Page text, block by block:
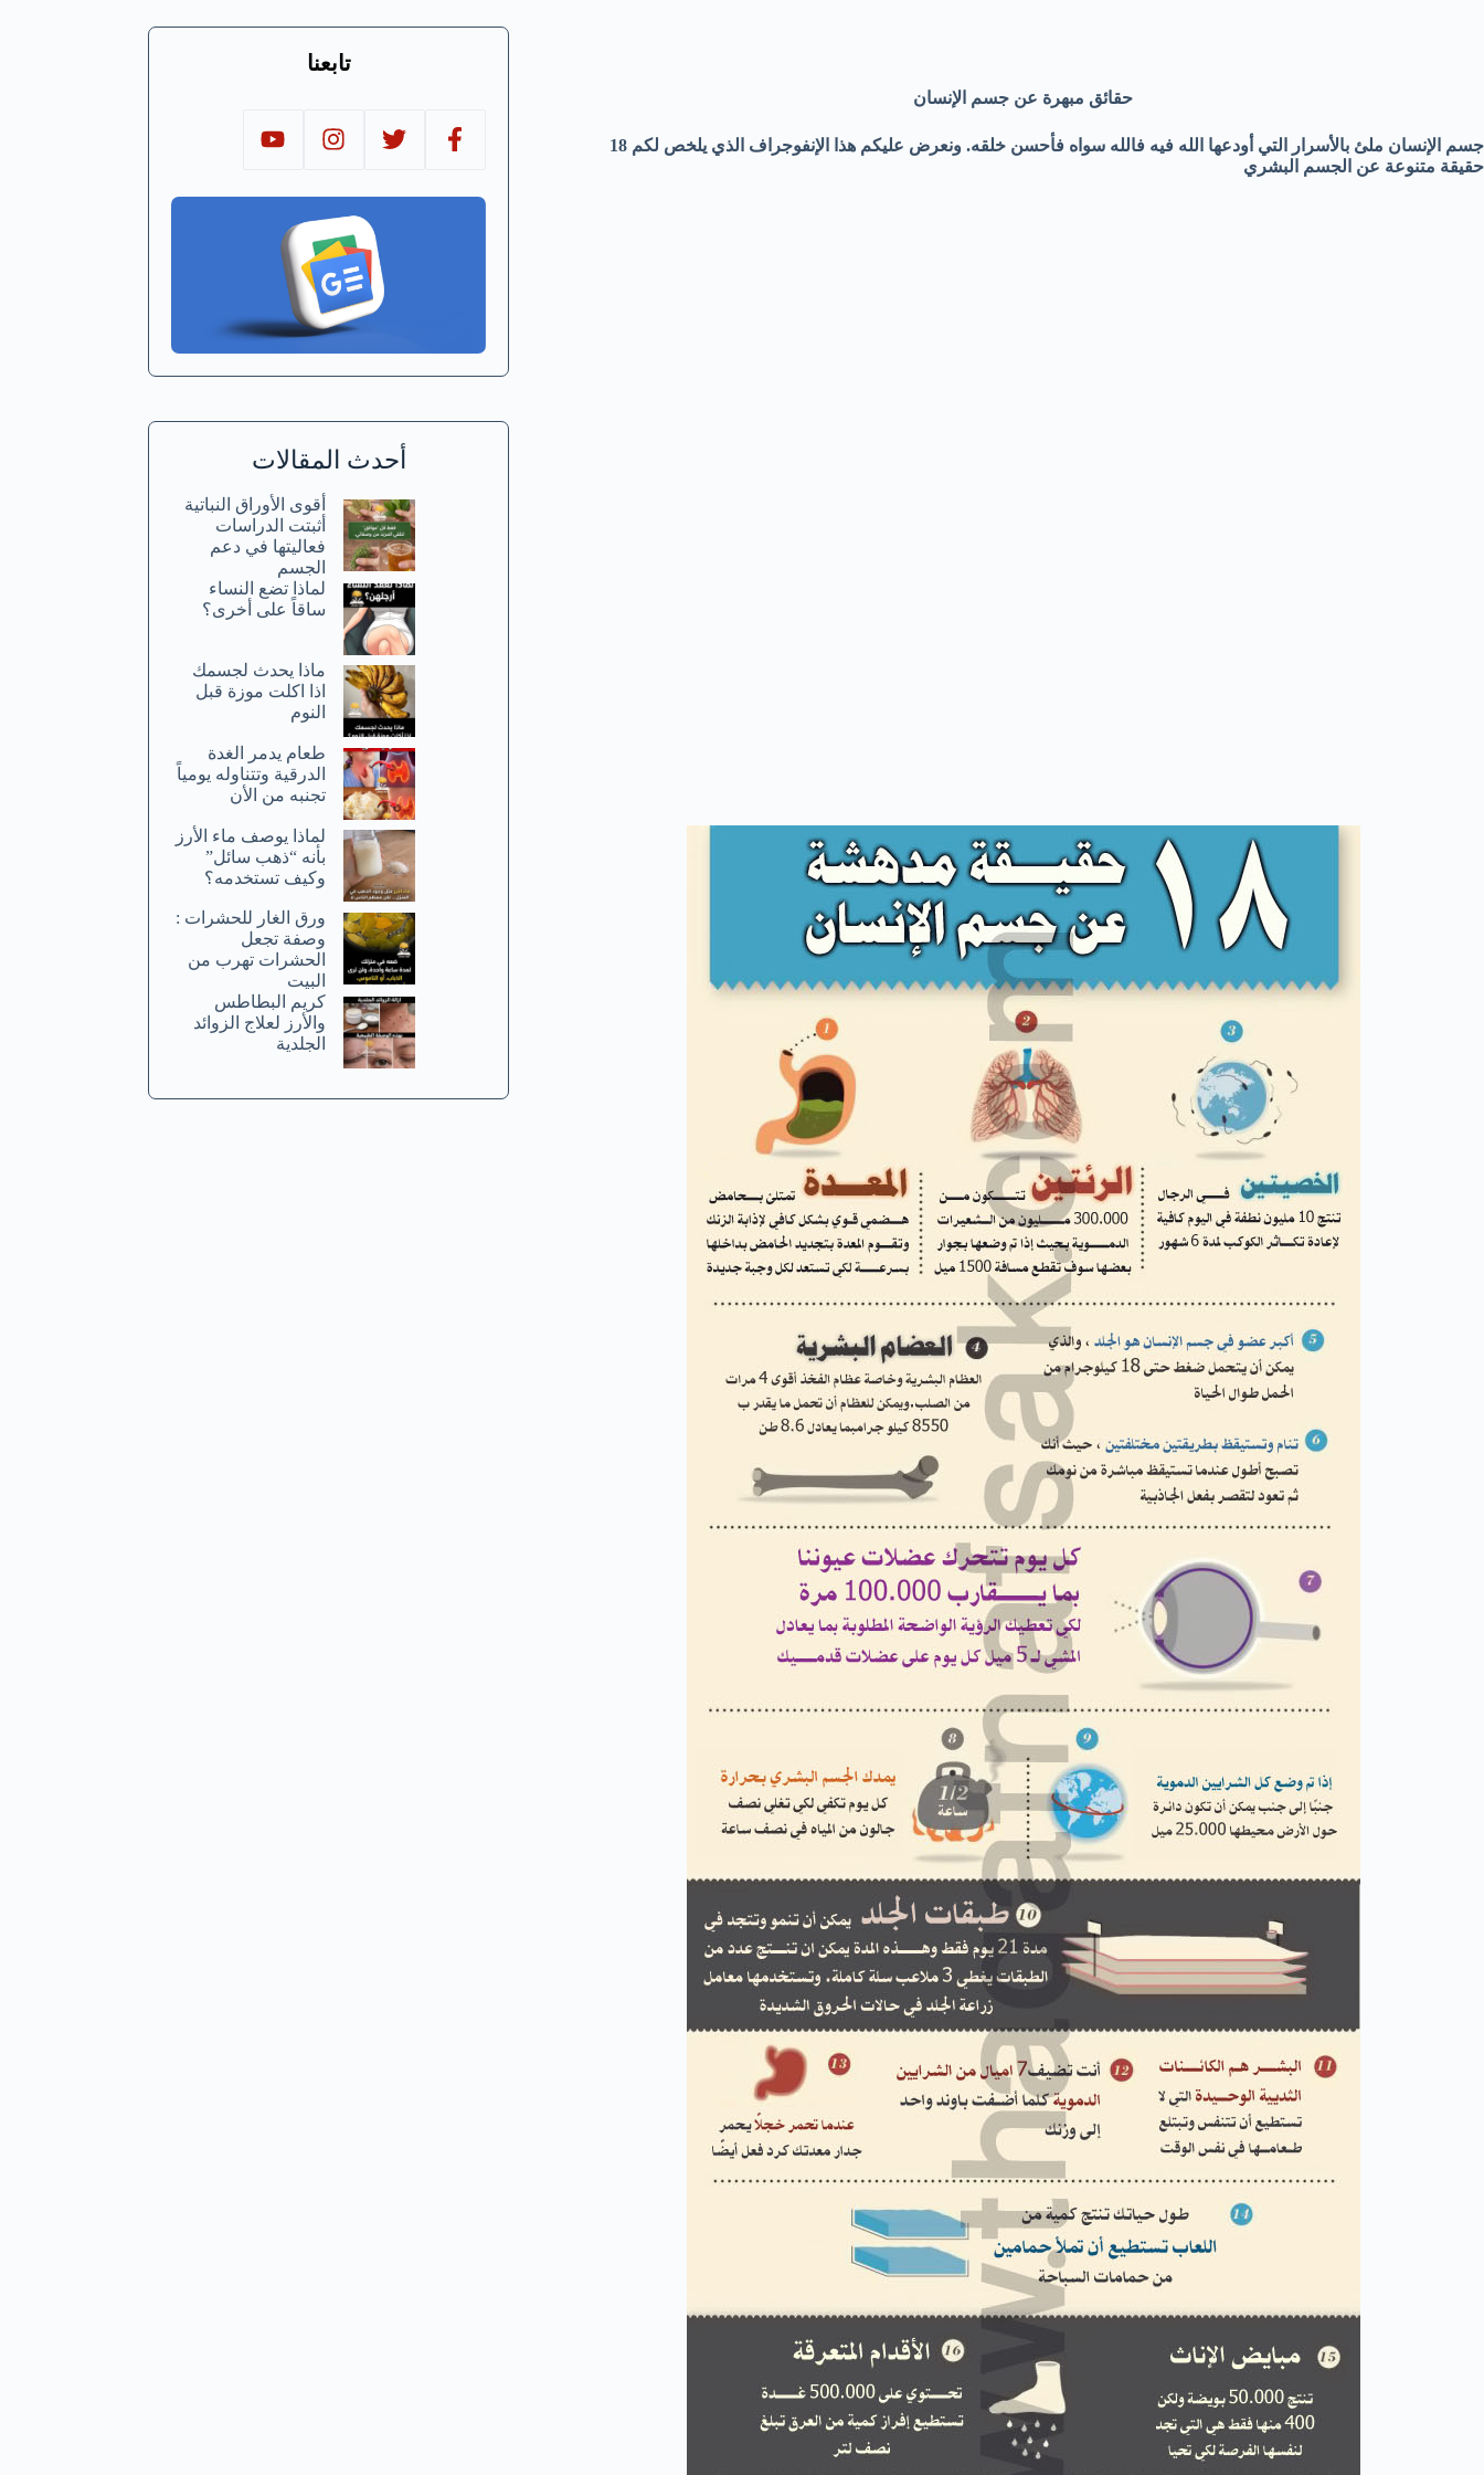
حقائق مبهرة عن جسم الإنسان
جسم الإنسان ملئ بالأسرار التي أودعها الله فيه فالله سواه فأحسن خلقه. ونعرض عليكم هذا الإنفوجراف الذي يلخص لكم 18
حقيقة متنوعة عن الجسم البشري
تابعنا
أحدث المقالات
أقوى الأوراق النباتية
أثبتت الدراسات
فعاليتها في دعم
الجسم
لماذا تضع النساء
ساقاً على أخرى؟
ماذا يحدث لجسمك
اذا اكلت موزة قبل
النوم
طعام يدمر الغدة
الدرقية وتتناوله يومياً
تجنبه من الأن
لماذا يوصف ماء الأرز
بأنه “ذهب سائل”
وكيف تستخدمه؟
ورق الغار للحشرات :
وصفة تجعل
الحشرات تهرب من
البيت
كريم البطاطس
والأرز لعلاج الزوائد
الجلدية